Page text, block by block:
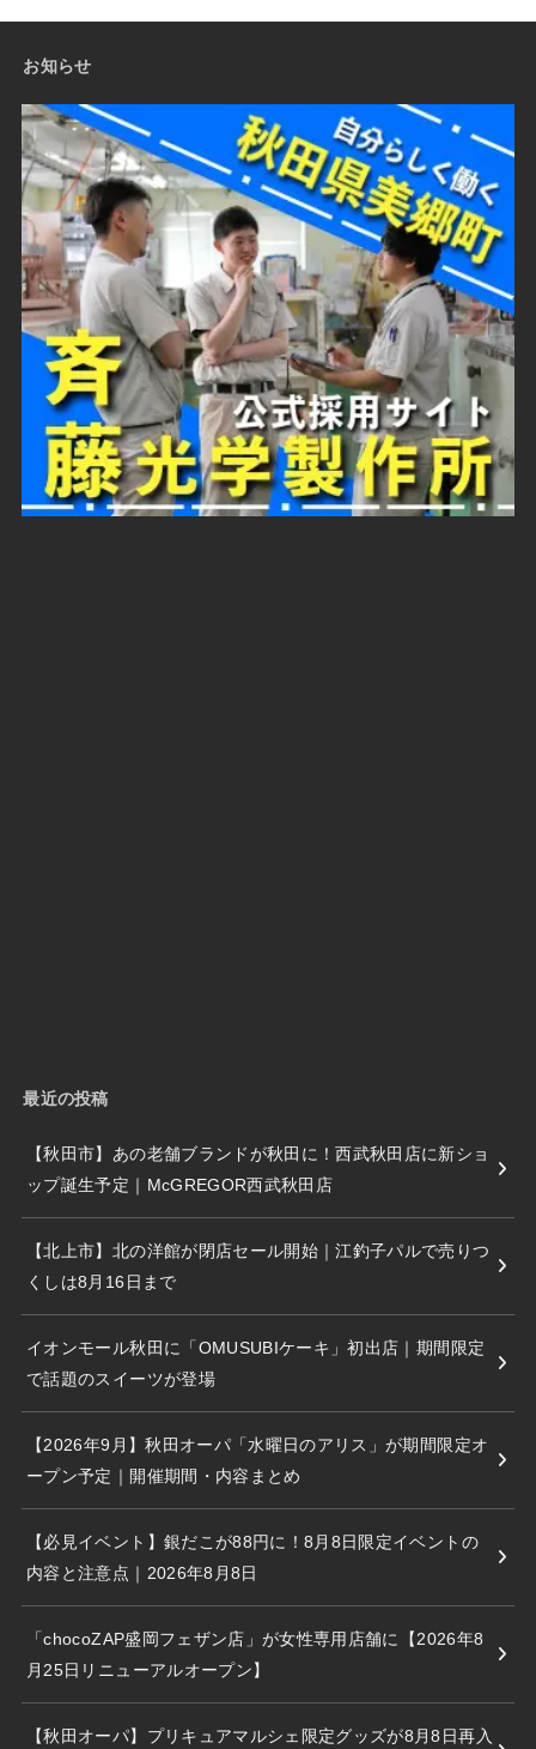
お知らせ
最近の投稿
【秋田市】あの老舗ブランドが秋田に！西武秋田店に新ショ
ップ誕生予定｜McGREGOR西武秋田店
【北上市】北の洋館が閉店セール開始｜江釣子パルで売りつ
くしは8月16日まで
イオンモール秋田に「OMUSUBIケーキ」初出店｜期間限定
で話題のスイーツが登場
【2026年9月】秋田オーパ「水曜日のアリス」が期間限定オ
ープン予定｜開催期間・内容まとめ
【必見イベント】銀だこが88円に！8月8日限定イベントの
内容と注意点｜2026年8月8日
「chocoZAP盛岡フェザン店」が女性専用店舗に【2026年8
月25日リニューアルオープン】
【秋田オーパ】プリキュアマルシェ限定グッズが8月8日再入